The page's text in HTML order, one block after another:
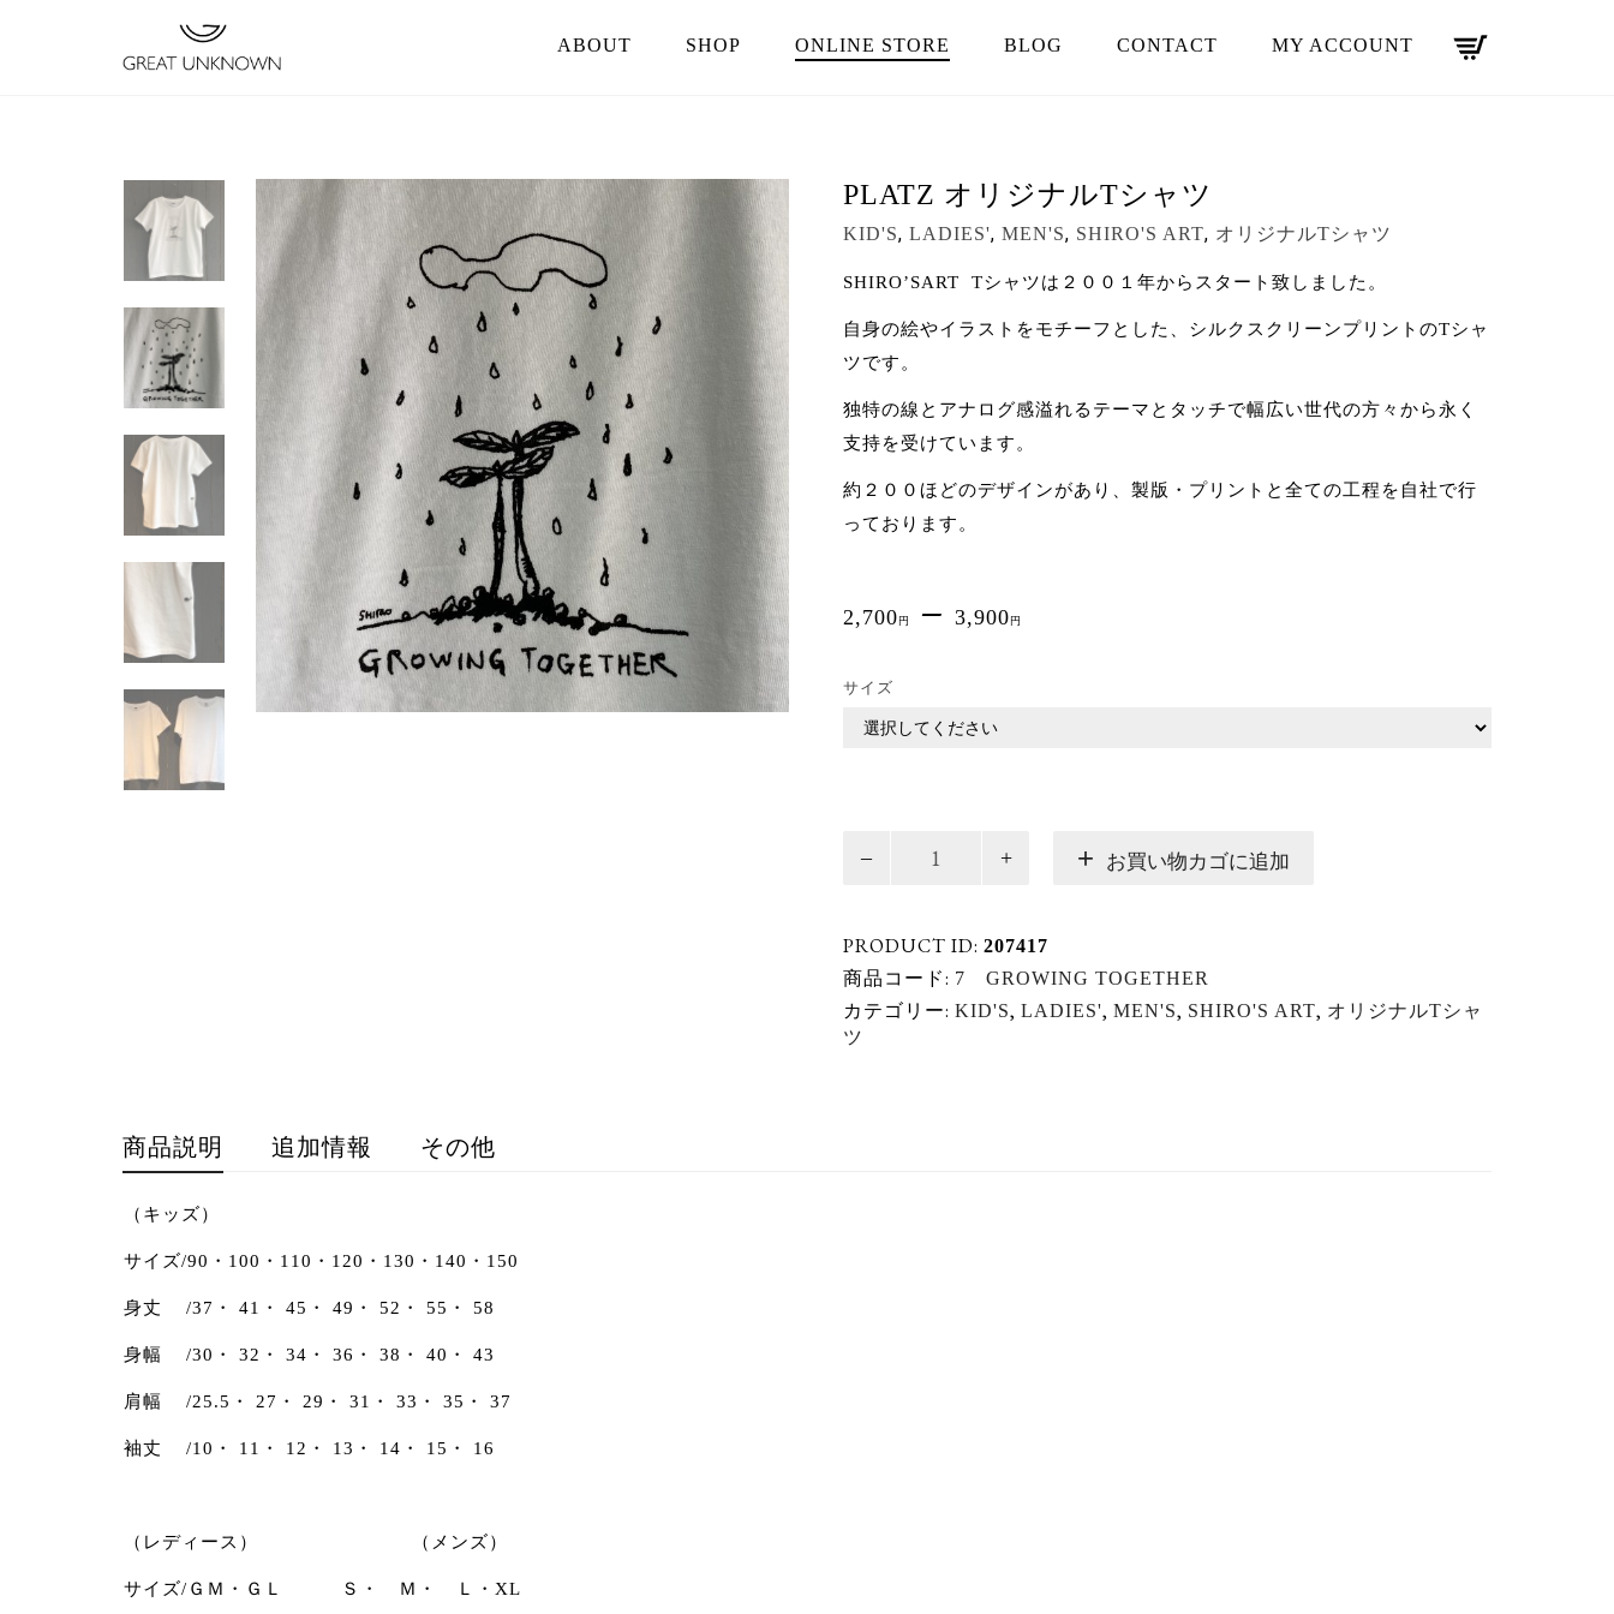
ABOUT SHOP ONLINE STORE BLOG CONTACT MY ACCOUNT
PLATZ オリジナルTシャツ
KID'S, LADIES', MEN'S, SHIRO'S ART, オリジナルTシャツ
SHIRO’SART Tシャツは２００１年からスタート致しました。
自身の絵やイラストをモチーフとした、シルクスクリーンプリントのTシャ
ツです。
独特の線とアナログ感溢れるテーマとタッチで幅広い世代の方々から永く
支持を受けています。
約２００ほどのデザインがあり、製版・プリントと全ての工程を自社で行
っております。
2,700 円 – 3,900 円
サイズ
ナ
ル
T
シ
お買い物カゴに追加
PRODUCT ID: 207417
商品コード: 7 GROWING TOGETHER
カテゴリー: KID'S, LADIES', MEN'S, SHIRO'S ART, オリジナルTシャ
ツ
商品説明 追加情報 その他
（キッズ）
サイズ/90・100・110・120・130・140・150
身丈 /37・ 41・ 45・ 49・ 52・ 55・ 58
身幅 /30・ 32・ 34・ 36・ 38・ 40・ 43
肩幅 /25.5・ 27・ 29・ 31・ 33・ 35・ 37
袖丈 /10・ 11・ 12・ 13・ 14・ 15・ 16
（レディース） （メンズ）
サイズ/ＧＭ・ＧＬ Ｓ・ Ｍ・ Ｌ・XL